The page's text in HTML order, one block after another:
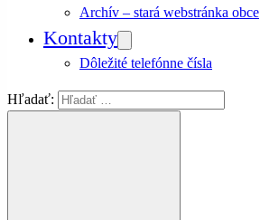
Archív – stará webstránka obce
Kontakty
Dôležité telefónne čísla
Hľadať: